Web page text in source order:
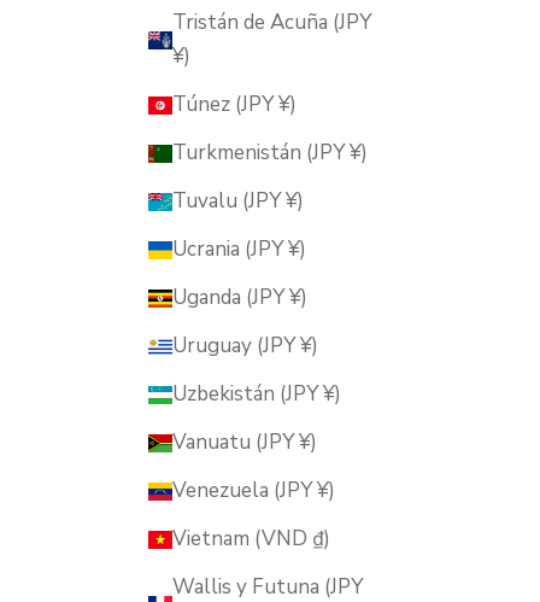
Tristán de Acuña (JPY
¥)
Túnez (JPY ¥)
Turkmenistán (JPY ¥)
Tuvalu (JPY ¥)
Ucrania (JPY ¥)
Uganda (JPY ¥)
Uruguay (JPY ¥)
Uzbekistán (JPY ¥)
Vanuatu (JPY ¥)
Venezuela (JPY ¥)
Vietnam (VND ₫)
Wallis y Futuna (JPY